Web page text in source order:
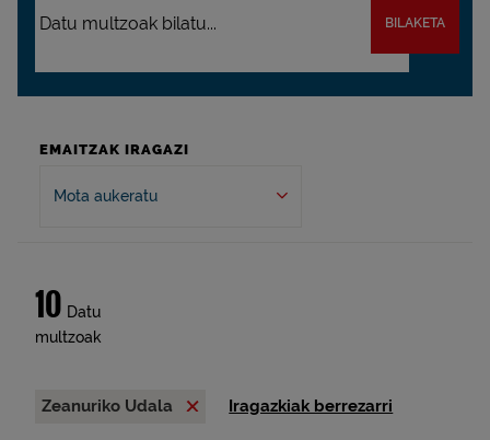
BILAKETA
EMAITZAK IRAGAZI
Mota aukeratu
10 Datu
multzoak
Zeanuriko Udala Iragazkiak berrezarri